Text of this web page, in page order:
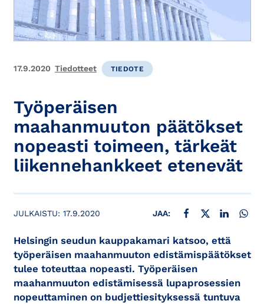
17.9.2020 Tiedotteet TIEDOTE
Työperäisen
maahanmuuton päätökset
nopeasti toimeen, tärkeät
liikennehankkeet etenevät
JULKAISTU: 17.9.2020 JAA: JAA FACEBOOKISSA
JAA X:SSÄ JAA
Helsingin seudun kauppakamari katsoo, että
työperäisen maahanmuuton edistämispäätökset
tulee toteuttaa nopeasti. Työperäisen
maahanmuuton edistämisessä lupaprosessien
nopeuttaminen on budjettiesityksessä tuntuva